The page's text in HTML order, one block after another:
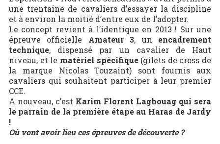
une trentaine de cavaliers d’essayer la discipline
et à environ la moitié d’entre eux de l’adopter.
Le concept revient à l’identique en 2013 ! Sur une
épreuve officielle Amateur 3, un encadrement
technique, dispensé par un cavalier de Haut
niveau, et le matériel spécifique(gilets de cross de
la marque Nicolas Touzaint) sont fournis aux
cavaliers qui souhaitent participer à leur premier
CCE.
A nouveau, c’est Karim Florent Laghouag qui sera
le parrain de la première étape au Haras de Jardy
!
Où vont avoir lieu ces épreuves de découverte ?